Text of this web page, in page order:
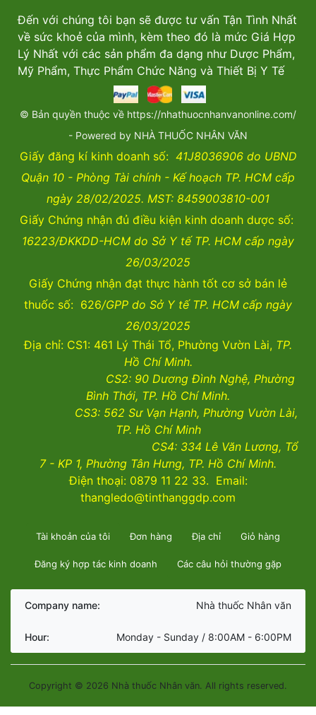
Đến với chúng tôi bạn sẽ được tư vấn Tận Tình Nhất
về sức khoẻ của mình, kèm theo đó là mức Giá Hợp
Lý Nhất với các sản phẩm đa dạng như Dược Phẩm,
Mỹ Phẩm, Thực Phẩm Chức Năng và Thiết Bị Y Tế
© Bản quyền thuộc về https://nhathuocnhanvanonline.com/
- Powered by NHÀ THUỐC NHÂN VĂN
Giấy đăng kí kinh doanh số: 41J8036906 do UBND
Quận 10 - Phòng Tài chính - Kế hoạch TP. HCM cấp
ngày 28/02/2025. MST: 8459003810-001
Giấy Chứng nhận đủ điều kiện kinh doanh dược số:
16223/ĐKKDD-HCM do Sở Y tế TP. HCM cấp ngày
26/03/2025
Giấy Chứng nhận đạt thực hành tốt cơ sở bán lẻ
thuốc số: 626/GPP do Sở Y tế TP. HCM cấp ngày
26/03/2025
Địa chỉ: CS1: 461 Lý Thái Tổ, Phường Vườn Lài, TP.
Hồ Chí Minh.
CS2: 90 Dương Đình Nghệ, Phường
Bình Thới, TP. Hồ Chí Minh.
CS3: 562 Sư Vạn Hạnh, Phường Vườn Lài,
TP. Hồ Chí Minh
CS4: 334 Lê Văn Lương, Tổ
7 - KP 1, Phường Tân Hưng, TP. Hồ Chí Minh.
Điện thoại: 0879 11 22 33. Email:
thangledo@tinthanggdp.com
Tài khoản của tôi Đơn hàng Địa chỉ Giỏ hàng
Đăng ký hợp tác kinh doanh Các câu hỏi thường gặp
Company name: Nhà thuốc Nhân văn
Hour: Monday - Sunday / 8:00AM - 6:00PM
Copyright © 2026 Nhà thuốc Nhân văn. All rights reserved.